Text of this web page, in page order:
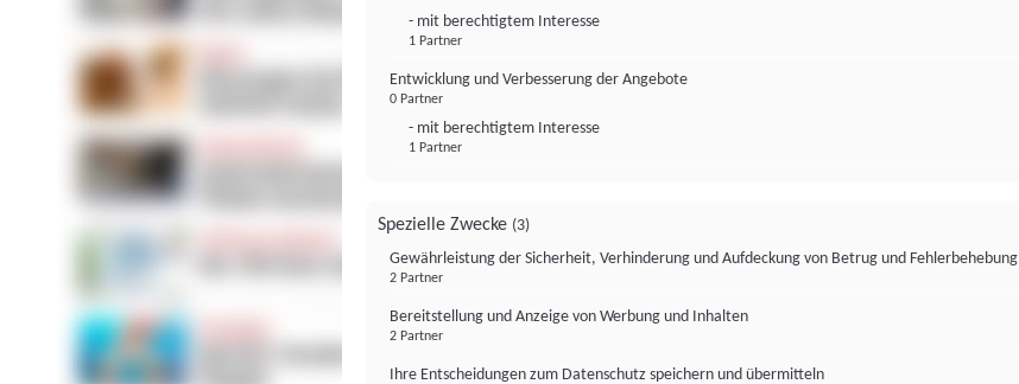
- mit berechtigtem Interesse
1 Partner
Entwicklung und Verbesserung der Angebote
0 Partner
- mit berechtigtem Interesse
1 Partner
Spezielle Zwecke (3)
Gewährleistung der Sicherheit, Verhinderung und Aufdeckung von Betrug und Fehlerbehebung
2 Partner
Bereitstellung und Anzeige von Werbung und Inhalten
2 Partner
Ihre Entscheidungen zum Datenschutz speichern und übermitteln